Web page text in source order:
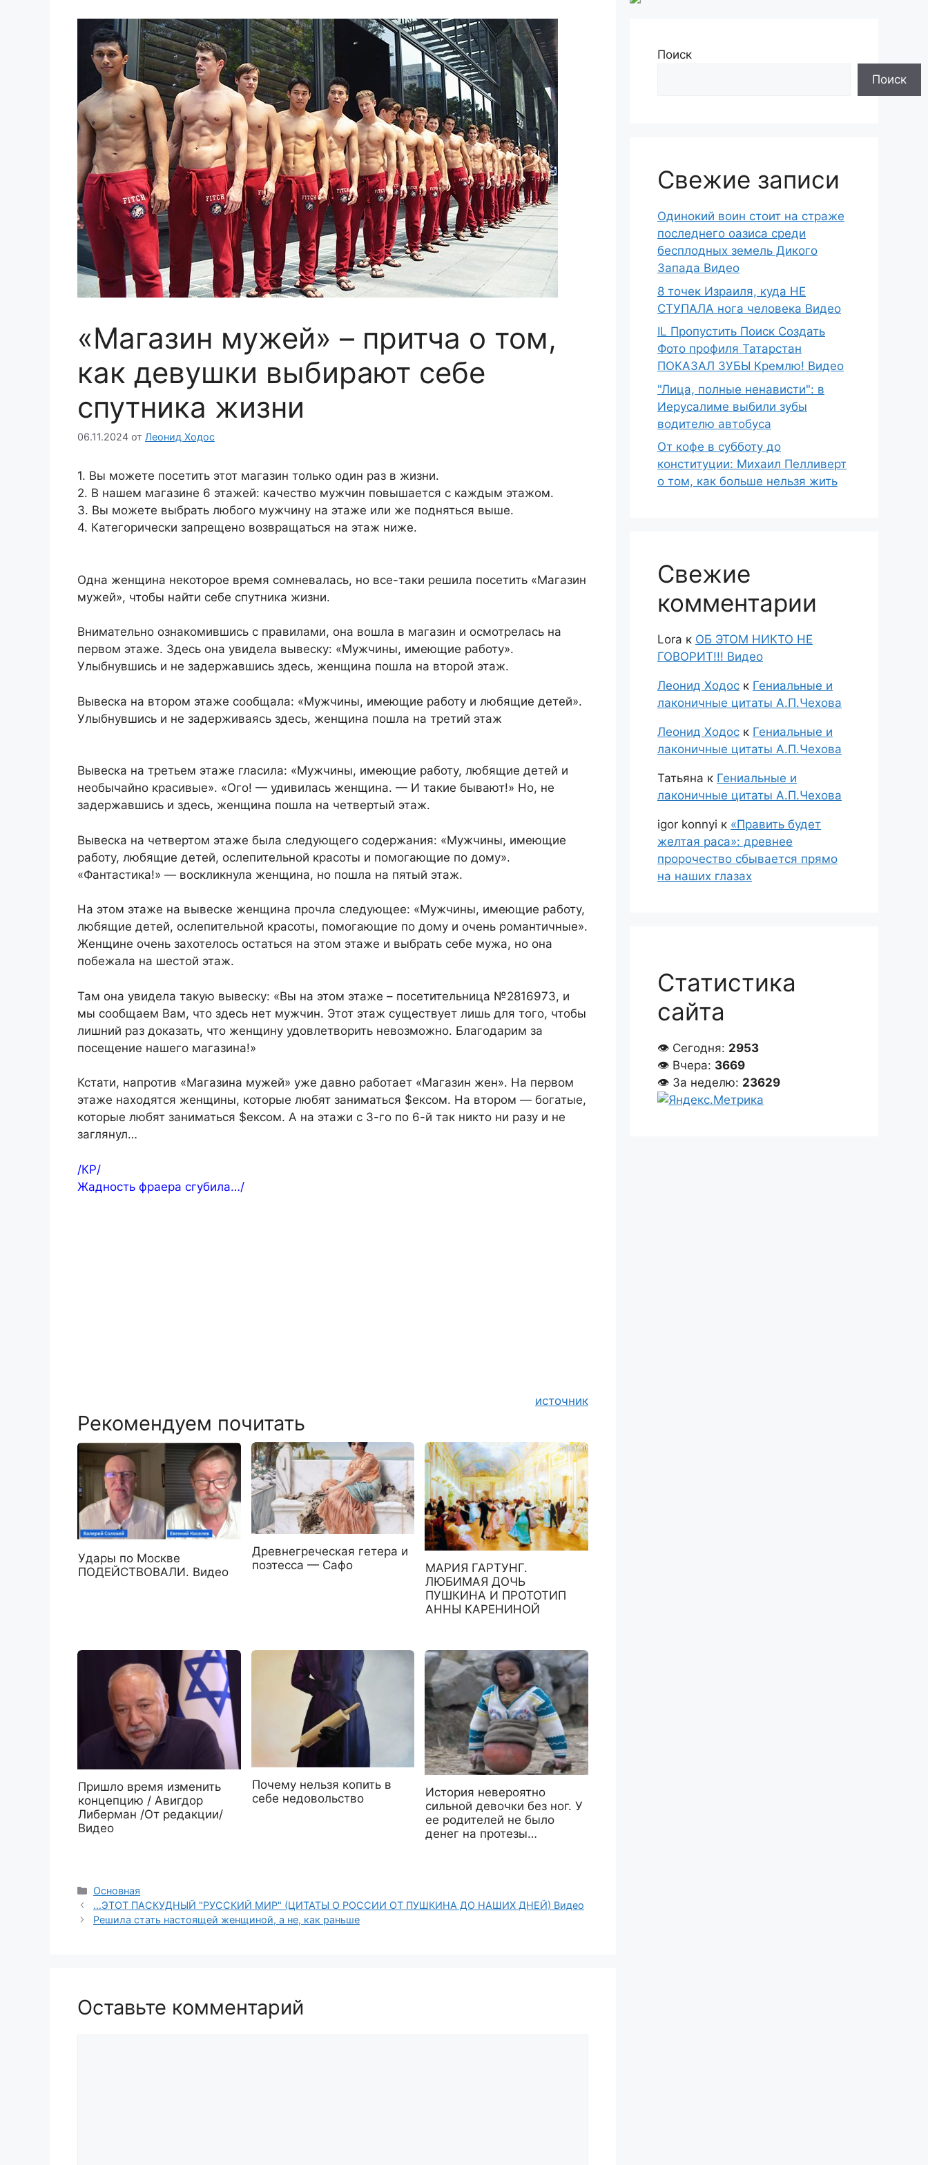
«Магазин мужей» – притча о том,
как девушки выбирают себе
спутника жизни
06.11.2024 от Леонид Ходос
1. Вы можете посетить этот магазин только один раз в жизни.
2. В нашем магазине 6 этажей: качество мужчин повышается с каждым этажом.
3. Вы можете выбрать любого мужчину на этаже или же подняться выше.
4. Категорически запрещено возвращаться на этаж ниже.
Одна женщина некоторое время сомневалась, но все-таки решила посетить «Магазин
мужей», чтобы найти себе спутника жизни.
Внимательно ознакомившись с правилами, она вошла в магазин и осмотрелась на
первом этаже. Здесь она увидела вывеску: «Мужчины, имеющие работу».
Улыбнувшись и не задержавшись здесь, женщина пошла на второй этаж.
Вывеска на втором этаже сообщала: «Мужчины, имеющие работу и любящие детей».
Улыбнувшись и не задерживаясь здесь, женщина пошла на третий этаж
Вывеска на третьем этаже гласила: «Мужчины, имеющие работу, любящие детей и
необычайно красивые». «Ого! — удивилась женщина. — И такие бывают!» Но, не
задержавшись и здесь, женщина пошла на четвертый этаж.
Вывеска на четвертом этаже была следующего содержания: «Мужчины, имеющие
работу, любящие детей, ослепительной красоты и помогающие по дому».
«Фантастика!» — воскликнула женщина, но пошла на пятый этаж.
На этом этаже на вывеске женщина прочла следующее: «Мужчины, имеющие работу,
любящие детей, ослепительной красоты, помогающие по дому и очень романтичные».
Женщине очень захотелось остаться на этом этаже и выбрать себе мужа, но она
побежала на шестой этаж.
Там она увидела такую вывеску: «Вы на этом этаже – посетительница №2816973, и
мы сообщаем Вам, что здесь нет мужчин. Этот этаж существует лишь для того, чтобы
лишний раз доказать, что женщину удовлетворить невозможно. Благодарим за
посещение нашего магазина!»
Кстати, напротив «Магазина мужей» уже давно работает «Магазин жен». На первом
этаже находятся женщины, которые любят заниматься $ексом. На втором — богатые,
которые любят заниматься $ексом. А на этажи с 3-го по 6-й так никто ни разу и не
заглянул…
/КР/
Жадность фраера сгубила…/
источник
Рекомендуем почитать
Удары по Москве
ПОДЕЙСТВОВАЛИ. Видео
Древнегреческая гетера и
поэтесса — Сафо
МАРИЯ ГАРТУНГ.
ЛЮБИМАЯ ДОЧЬ
ПУШКИНА И ПРОТОТИП
АННЫ КАРЕНИНОЙ
Пришло время изменить
концепцию / Авигдор
Либерман /От редакции/
Видео
Почему нельзя копить в
себе недовольство
История невероятно
сильной девочки без ног. У
ее родителей не было
денег на протезы…
Рубрики
Основная
…ЭТОТ ПАСКУДНЫЙ "РУССКИЙ МИР" (ЦИТАТЫ О РОССИИ ОТ ПУШКИНА ДО НАШИХ ДНЕЙ) Видео
Решила стать настоящей женщиной, а не, как раньше
Оставьте комментарий
Поиск
Поиск
Свежие записи
Одинокий воин стоит на страже
последнего оазиса среди
бесплодных земель Дикого
Запада Видео
8 точек Израиля, куда НЕ
СТУПАЛА нога человека Видео
IL Пропустить Поиск Создать
Фото профиля Татарстан
ПОКАЗАЛ ЗУБЫ Кремлю! Видео
"Лица, полные ненависти": в
Иерусалиме выбили зубы
водителю автобуса
От кофе в субботу до
конституции: Михаил Пелливерт
о том, как больше нельзя жить
Свежие
комментарии
Lora к ОБ ЭТОМ НИКТО НЕ
ГОВОРИТ!!! Видео
Леонид Ходос к Гениальные и
лаконичные цитаты А.П.Чехова
Леонид Ходос к Гениальные и
лаконичные цитаты А.П.Чехова
Татьяна к Гениальные и
лаконичные цитаты А.П.Чехова
igor konnyi к «Править будет
желтая раса»: древнее
пророчество сбывается прямо
на наших глазах
Статистика
сайта
👁 Сегодня: 2953
👁 Вчера: 3669
👁 За неделю: 23629